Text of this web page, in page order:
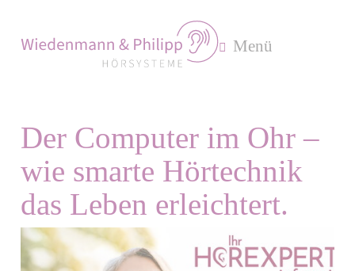
Menü
Der Computer im Ohr –
wie smarte Hörtechnik
das Leben erleichtert.